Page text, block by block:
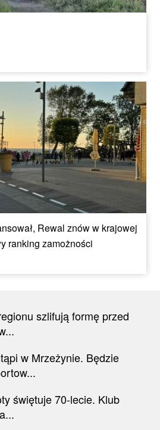
Rewal znów w krajowej
ranking zamożności
szlifują formę przed
w Mrzeżynie. Będzie
świętuje 70-lecie. Klub